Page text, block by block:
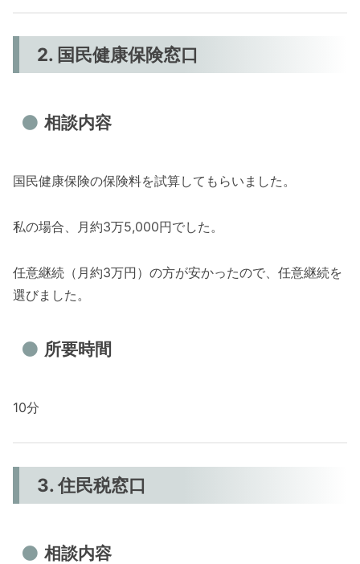
2. 国民健康保険窓口
相談内容
国民健康保険の保険料を試算してもらいました。
私の場合、月約3万5,000円でした。
任意継続（月約3万円）の方が安かったので、任意継続を
選びました。
所要時間
10分
3. 住民税窓口
相談内容